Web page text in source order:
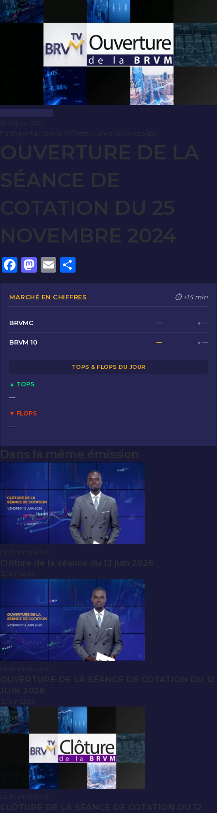
Le Journal BRVM
OUVERTURE DE LA
SÉANCE DE
COTATION DU 25
NOVEMBRE 2024
F
a
c
b
o
o
M
a
st
o
n
E
m
ai
ar
ta
MARCHÉ EN CHIFFRES ⏱ +15 min
BRVMC — ● —
BRVM 10 — ● —
TOPS & FLOPS DU JOUR
▲ TOPS
—
▼ FLOPS
—
Dans la même émission
Le Journal BRVM
Clôture de la séance du 12 juin 2026
Le Journal BRVM
OUVERTURE DE LA SÉANCE DE COTATION DU 12
JUIN 2026
Le Journal BRVM
CLÔTURE DE LA SÉANCE DE COTATION DU 12